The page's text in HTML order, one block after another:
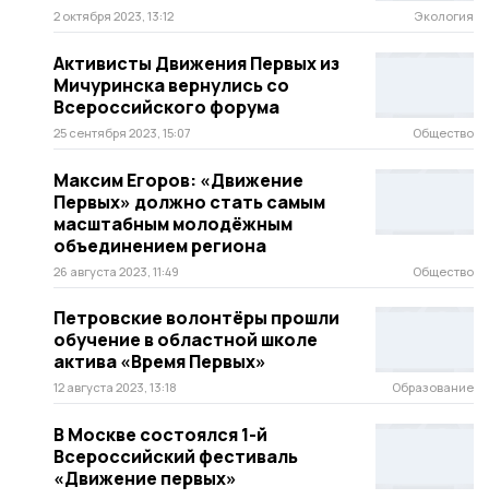
2 октября 2023, 13:12 Экология
Активисты Движения Первых из
Мичуринска вернулись со
Всероссийского форума
25 сентября 2023, 15:07 Общество
Максим Егоров: «Движение
Первых» должно стать самым
масштабным молодёжным
объединением региона
26 августа 2023, 11:49 Общество
Петровские волонтёры прошли
обучение в областной школе
актива «Время Первых»
12 августа 2023, 13:18 Образование
В Москве состоялся 1-й
Всероссийский фестиваль
«Движение первых»